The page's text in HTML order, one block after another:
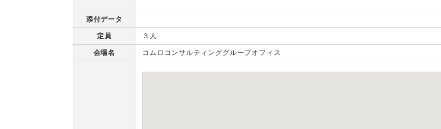
添付データ
定員 ３人
会場名 コムロコンサルティンググループオフィス